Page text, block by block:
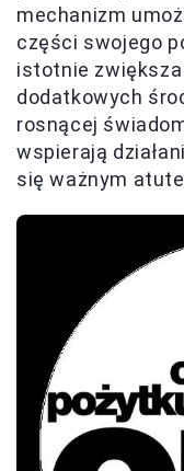
mechanizm
części swojego
istotnie
dodatkowych
rosnącej
wspierają
się ważnym